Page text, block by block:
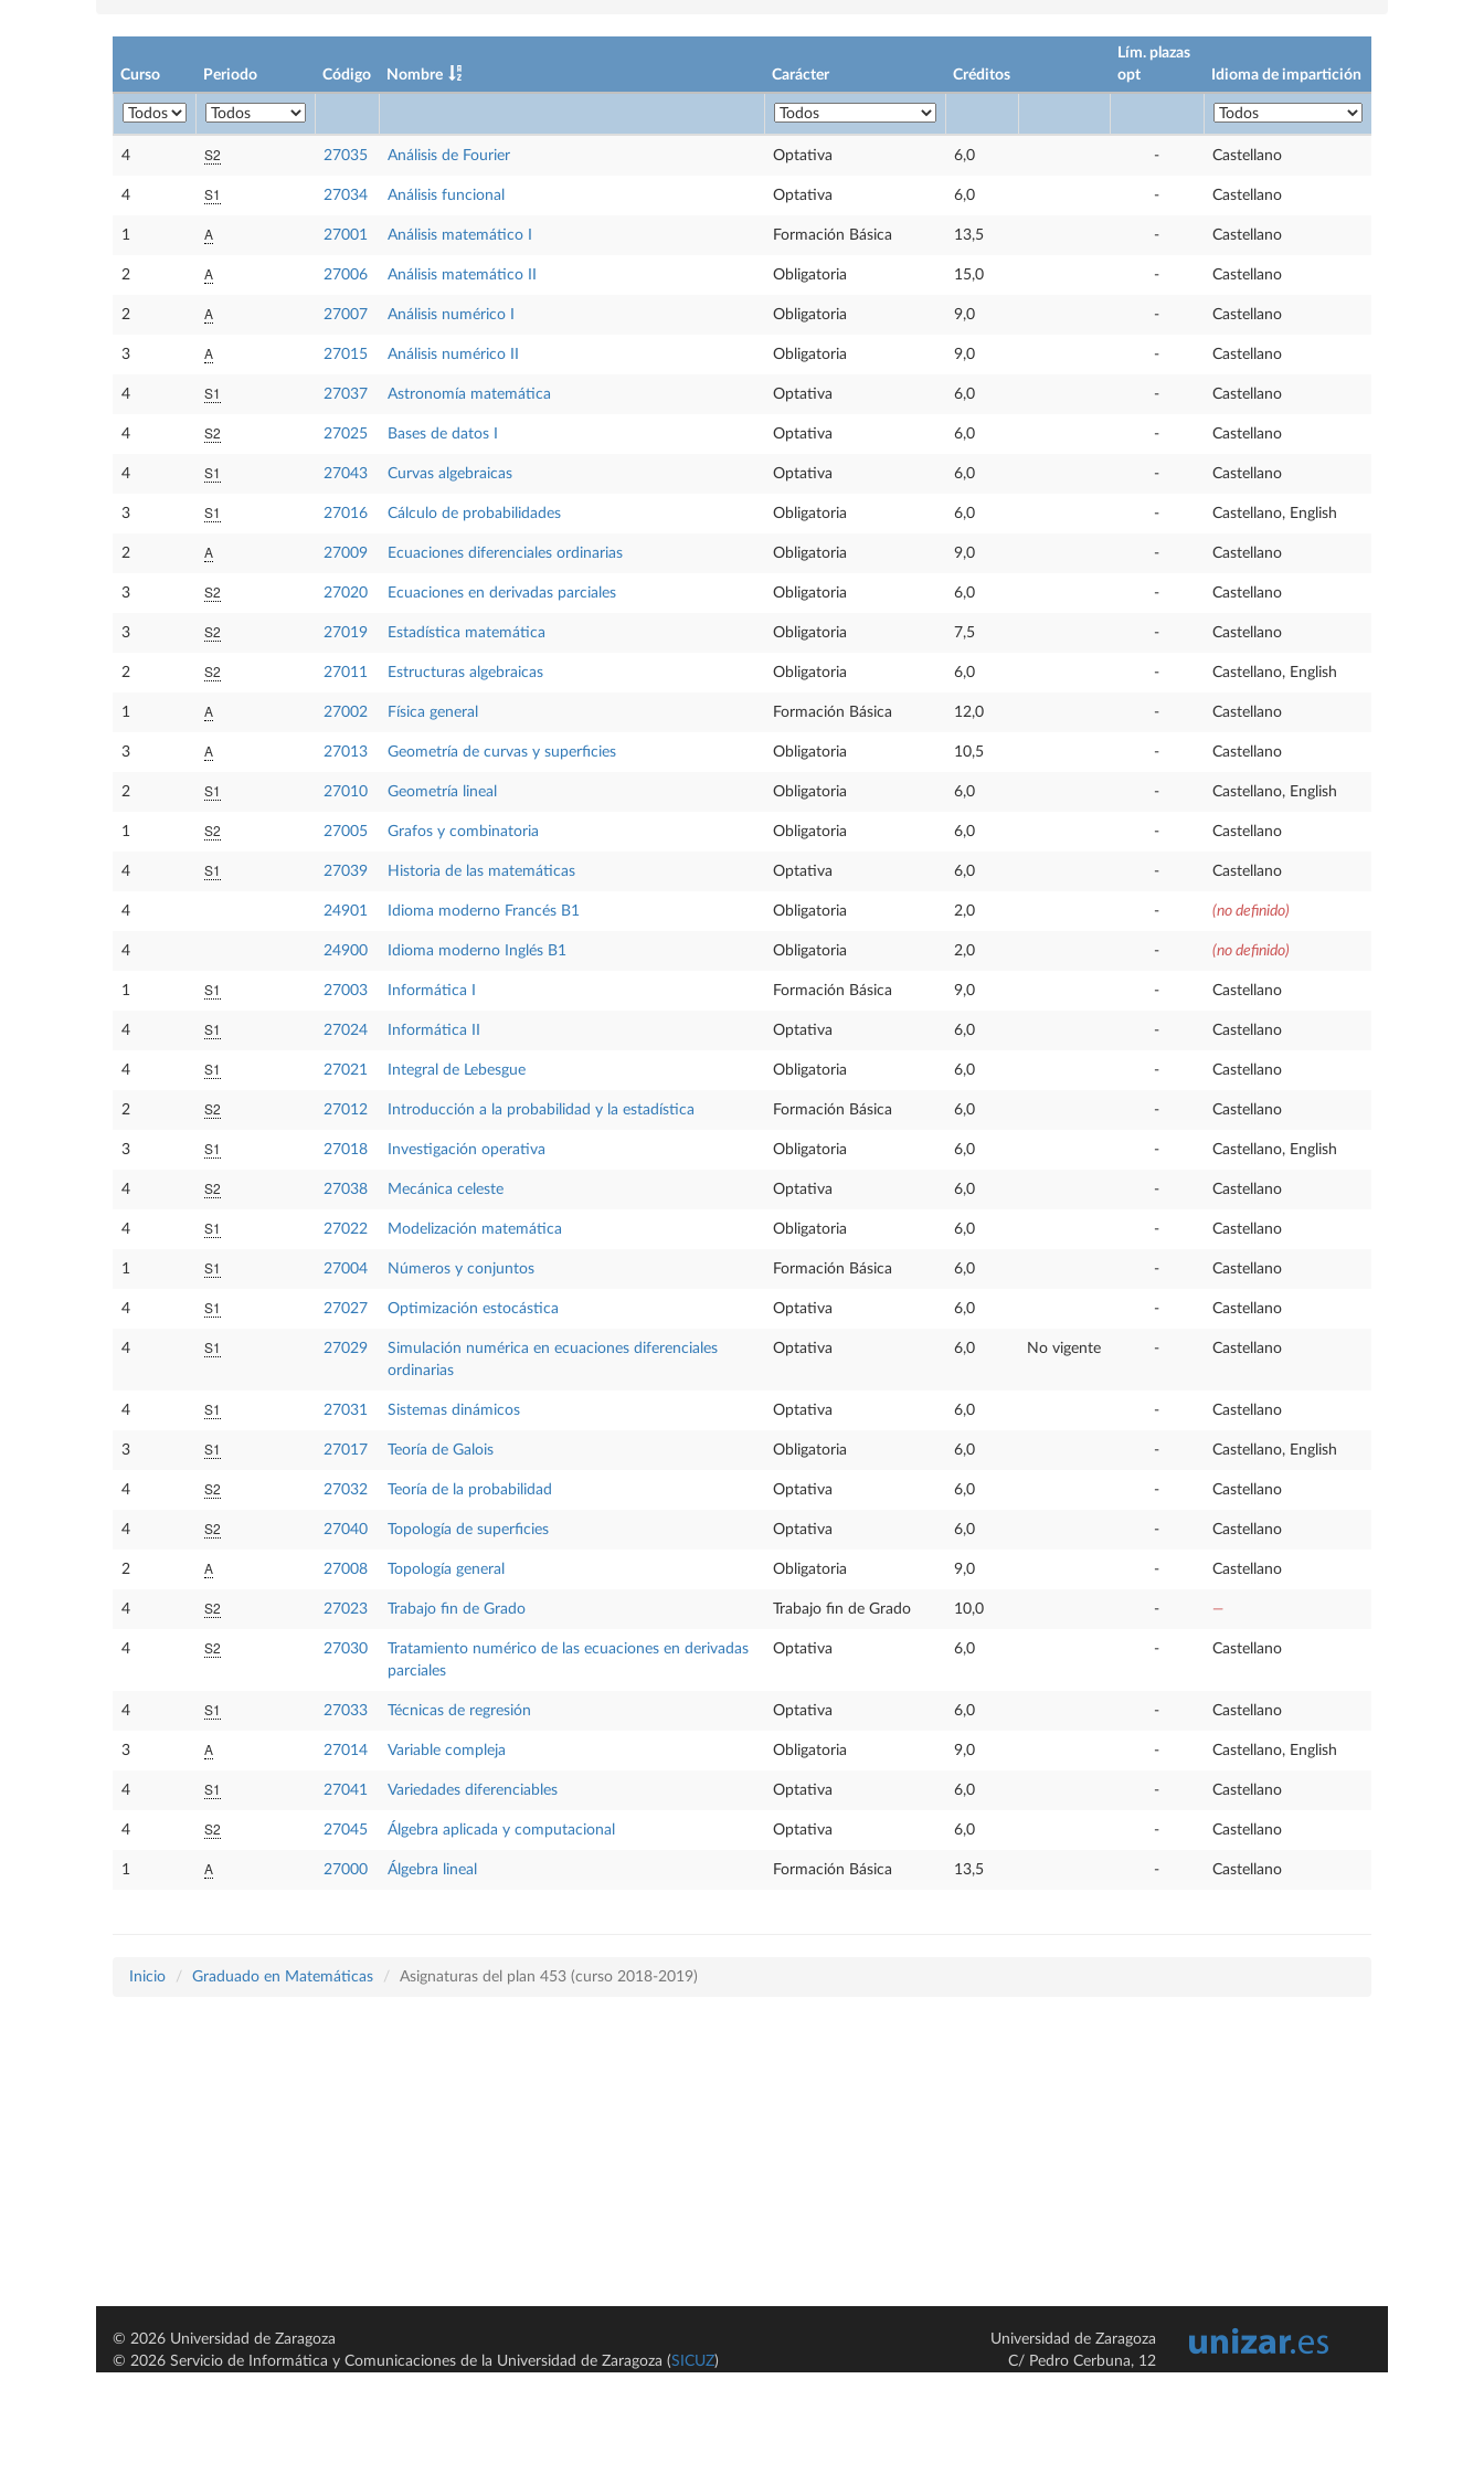
Curso Periodo Código Nombre Carácter Créditos
Lím. plazas
opt
Idioma de impartición
4 S2 27035 Análisis de Fourier Optativa 6,0 - Castellano
4 S1 27034 Análisis funcional Optativa 6,0 - Castellano
1 A 27001 Análisis matemático I Formación Básica 13,5 - Castellano
2 A 27006 Análisis matemático II Obligatoria 15,0 - Castellano
2 A 27007 Análisis numérico I Obligatoria 9,0 - Castellano
3 A 27015 Análisis numérico II Obligatoria 9,0 - Castellano
4 S1 27037 Astronomía matemática Optativa 6,0 - Castellano
4 S2 27025 Bases de datos I Optativa 6,0 - Castellano
4 S1 27043 Curvas algebraicas Optativa 6,0 - Castellano
3 S1 27016 Cálculo de probabilidades Obligatoria 6,0 - Castellano, English
2 A 27009 Ecuaciones diferenciales ordinarias Obligatoria 9,0 - Castellano
3 S2 27020 Ecuaciones en derivadas parciales Obligatoria 6,0 - Castellano
3 S2 27019 Estadística matemática Obligatoria 7,5 - Castellano
2 S2 27011 Estructuras algebraicas Obligatoria 6,0 - Castellano, English
1 A 27002 Física general Formación Básica 12,0 - Castellano
3 A 27013 Geometría de curvas y superficies Obligatoria 10,5 - Castellano
2 S1 27010 Geometría lineal Obligatoria 6,0 - Castellano, English
1 S2 27005 Grafos y combinatoria Obligatoria 6,0 - Castellano
4 S1 27039 Historia de las matemáticas Optativa 6,0 - Castellano
4 24901 Idioma moderno Francés B1 Obligatoria 2,0 - (no definido)
4 24900 Idioma moderno Inglés B1 Obligatoria 2,0 - (no definido)
1 S1 27003 Informática I Formación Básica 9,0 - Castellano
4 S1 27024 Informática II Optativa 6,0 - Castellano
4 S1 27021 Integral de Lebesgue Obligatoria 6,0 - Castellano
2 S2 27012 Introducción a la probabilidad y la estadística Formación Básica 6,0 - Castellano
3 S1 27018 Investigación operativa Obligatoria 6,0 - Castellano, English
4 S2 27038 Mecánica celeste Optativa 6,0 - Castellano
4 S1 27022 Modelización matemática Obligatoria 6,0 - Castellano
1 S1 27004 Números y conjuntos Formación Básica 6,0 - Castellano
4 S1 27027 Optimización estocástica Optativa 6,0 - Castellano
4 S1 27029
Simulación numérica en ecuaciones diferenciales
ordinarias
Optativa 6,0 No vigente - Castellano
4 S1 27031 Sistemas dinámicos Optativa 6,0 - Castellano
3 S1 27017 Teoría de Galois Obligatoria 6,0 - Castellano, English
4 S2 27032 Teoría de la probabilidad Optativa 6,0 - Castellano
4 S2 27040 Topología de superficies Optativa 6,0 - Castellano
2 A 27008 Topología general Obligatoria 9,0 - Castellano
4 S2 27023 Trabajo fin de Grado Trabajo fin de Grado 10,0 - —
4 S2 27030
Tratamiento numérico de las ecuaciones en derivadas
parciales
Optativa 6,0 - Castellano
4 S1 27033 Técnicas de regresión Optativa 6,0 - Castellano
3 A 27014 Variable compleja Obligatoria 9,0 - Castellano, English
4 S1 27041 Variedades diferenciables Optativa 6,0 - Castellano
4 S2 27045 Álgebra aplicada y computacional Optativa 6,0 - Castellano
1 A 27000 Álgebra lineal Formación Básica 13,5 - Castellano
Inicio Graduado en Matemáticas Asignaturas del plan 453 (curso 2018-2019)
© 2026 Universidad de Zaragoza
© 2026 Servicio de Informática y Comunicaciones de la Universidad de Zaragoza (SICUZ)
Universidad de Zaragoza
C/ Pedro Cerbuna, 12